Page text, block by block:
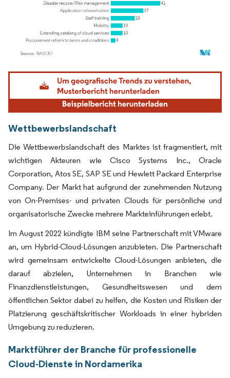
Bild © Mordor Intelligence. Wiederverwendung erfordert Namensnennung gemäß
Wettbewerbslandschaft
Die Wettbewerbslandschaft des Marktes ist fragmentiert, mit
wichtigen Akteuren wie Cisco Systems Inc., Oracle
Corporation, Atos SE, SAP SE und Hewlett Packard Enterprise
Company. Der Markt hat aufgrund der zunehmenden Nutzung
von On-Premises- und privaten Clouds für persönliche und
organisatorische Zwecke mehrere Markteinführungen erlebt.
Im August 2022 kündigte IBM seine Partnerschaft mit VMware
an, um Hybrid-Cloud-Lösungen anzubieten. Die Partnerschaft
wird gemeinsam entwickelte Cloud-Lösungen anbieten, die
darauf abzielen, Unternehmen in Branchen wie
Finanzdienstleistungen, Gesundheitswesen und dem
öffentlichen Sektor dabei zu helfen, die Kosten und Risiken der
Platzierung geschäftskritischer Workloads in einer hybriden
Umgebung zu reduzieren.
Marktführer der Branche für professionelle
Cloud-Dienste in Nordamerika